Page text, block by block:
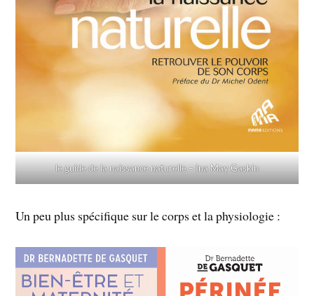
le guide de la naissance naturelle – Ina May Gaskin
Un peu plus spécifique sur le corps et la physiologie :